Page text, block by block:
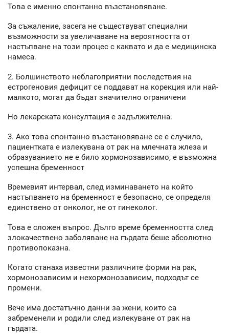
Това е именно спонтанно възстановяване.
За съжаление, засега не съществуват специални
възможности за увеличаване на вероятността от
настъпване на този процес с каквато и да е медицинска
намеса.
2. Болшинството неблагоприятни последствия на
естрогеновия дефицит се поддават на корекция или най-
малкото, могат да бъдат значително ограничени
Но лекарската консултация е задължителна.
3. Ако това спонтанно възстановяване се е случило,
пациентката е излекувана от рак на млечната жлеза и
образуванието не е било хормонозависимо, е възможна
успешна бременност
Времевият интервал, след изминаването на който
настъпването на бременност е безопасно, се определя
единствено от онколог, не от гинеколог.
Това е сложен въпрос. Дълго време бременността след
злокачествено заболяване на гърдата беше абсолютно
противопоказна.
Когато станаха известни различните форми на рак,
хормонозависим и нехормонозависим, подходът се
промени.
Вече има достатъчно данни за жени, които са
забременели и родили след излекуване от рак на
гърдата.